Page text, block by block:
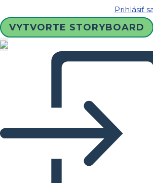
Prihlásiť
VYTVORTE STORYBOARD